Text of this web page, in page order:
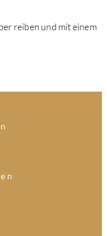
reiben und mit einem